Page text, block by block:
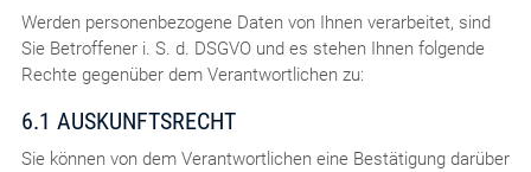
Werden personenbezogene Daten von Ihnen verarbeitet, sind
Sie Betroffener i. S. d. DSGVO und es stehen Ihnen folgende
Rechte gegenüber dem Verantwortlichen zu:
6.1 AUSKUNFTSRECHT
Sie können von dem Verantwortlichen eine Bestätigung darüber